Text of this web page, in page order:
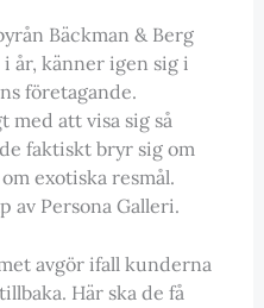
Bäckman & Berg
år, känner igen sig i
företagande.
med att visa sig så
faktiskt bryr sig om
exotiska resmål.
av Persona Galleri.
avgör ifall kunderna
Här ska de få